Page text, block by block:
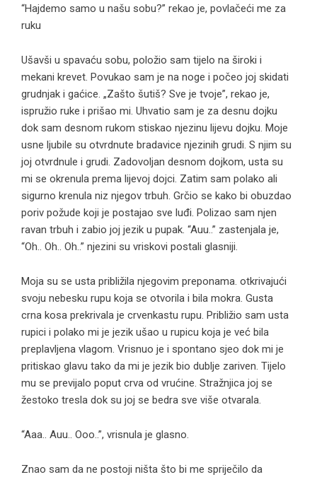
“Hajdemo samo u našu sobu?” rekao je, povlačeći me za
ruku
Ušavši u spavaću sobu, položio sam tijelo na široki i
mekani krevet. Povukao sam je na noge i počeo joj skidati
grudnjak i gaćice. „Zašto šutiš? Sve je tvoje”, rekao je,
ispružio ruke i prišao mi. Uhvatio sam je za desnu dojku
dok sam desnom rukom stiskao njezinu lijevu dojku. Moje
usne ljubile su otvrdnute bradavice njezinih grudi. S njim su
joj otvrdnule i grudi. Zadovoljan desnom dojkom, usta su
mi se okrenula prema lijevoj dojci. Zatim sam polako ali
sigurno krenula niz njegov trbuh. Grčio se kako bi obuzdao
poriv požude koji je postajao sve luđi. Polizao sam njen
ravan trbuh i zabio joj jezik u pupak. “Auu..” zastenjala je,
“Oh.. Oh.. Oh..” njezini su vriskovi postali glasniji.
Moja su se usta približila njegovim preponama. otkrivajući
svoju nebesku rupu koja se otvorila i bila mokra. Gusta
crna kosa prekrivala je crvenkastu rupu. Približio sam usta
rupici i polako mi je jezik ušao u rupicu koja je već bila
preplavljena vlagom. Vrisnuo je i spontano sjeo dok mi je
pritiskao glavu tako da mi je jezik bio dublje zariven. Tijelo
mu se previjalo poput crva od vrućine. Stražnjica joj se
žestoko tresla dok su joj se bedra sve više otvarala.
“Aaa.. Auu.. Ooo..”, vrisnula je glasno.
Znao sam da ne postoji ništa što bi me spriječilo da